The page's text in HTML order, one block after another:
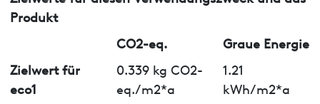
Produkt
CO2-eq.
Graue Energie
Zielwert für
eco1
0.339 kg CO2-
eq./m2*a
1.21
kWh/m2*a